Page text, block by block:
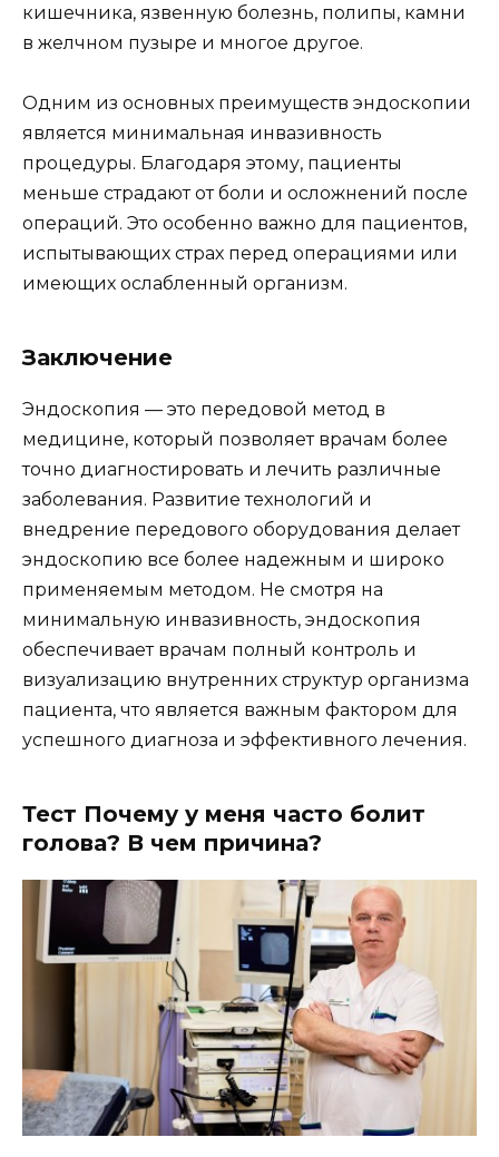
кишечника, язвенную болезнь, полипы, камни
в желчном пузыре и многое другое.
Одним из основных преимуществ эндоскопии
является минимальная инвазивность
процедуры. Благодаря этому, пациенты
меньше страдают от боли и осложнений после
операций. Это особенно важно для пациентов,
испытывающих страх перед операциями или
имеющих ослабленный организм.
Заключение
Эндоскопия — это передовой метод в
медицине, который позволяет врачам более
точно диагностировать и лечить различные
заболевания. Развитие технологий и
внедрение передового оборудования делает
эндоскопию все более надежным и широко
применяемым методом. Не смотря на
минимальную инвазивность, эндоскопия
обеспечивает врачам полный контроль и
визуализацию внутренних структур организма
пациента, что является важным фактором для
успешного диагноза и эффективного лечения.
Тест Почему у меня часто болит
голова? В чем причина?